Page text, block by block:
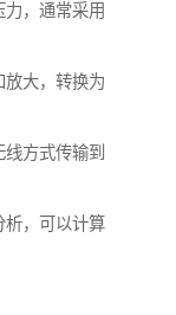
，通常采用
大，转换为
方式传输到
析，可以计算